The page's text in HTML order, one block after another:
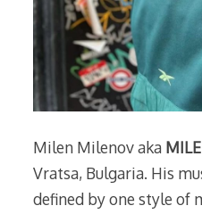
Milen Milenov aka
Vratsa, Bulgaria. His
defined by one style of